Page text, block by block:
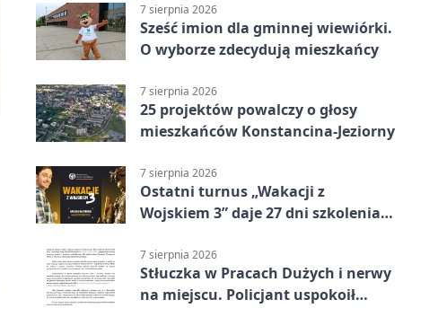
7 sierpnia 2026
Sześć imion dla gminnej wiewiórki.
O wyborze zdecydują mieszkańcy
7 sierpnia 2026
25 projektów powalczy o głosy
mieszkańców Konstancina-Jeziorny
7 sierpnia 2026
Ostatni turnus „Wakacji z
Wojskiem 3” daje 27 dni szkolenia i
7 sierpnia 2026
Stłuczka w Pracach Dużych i nerwy
na miejscu. Policjant uspokoił